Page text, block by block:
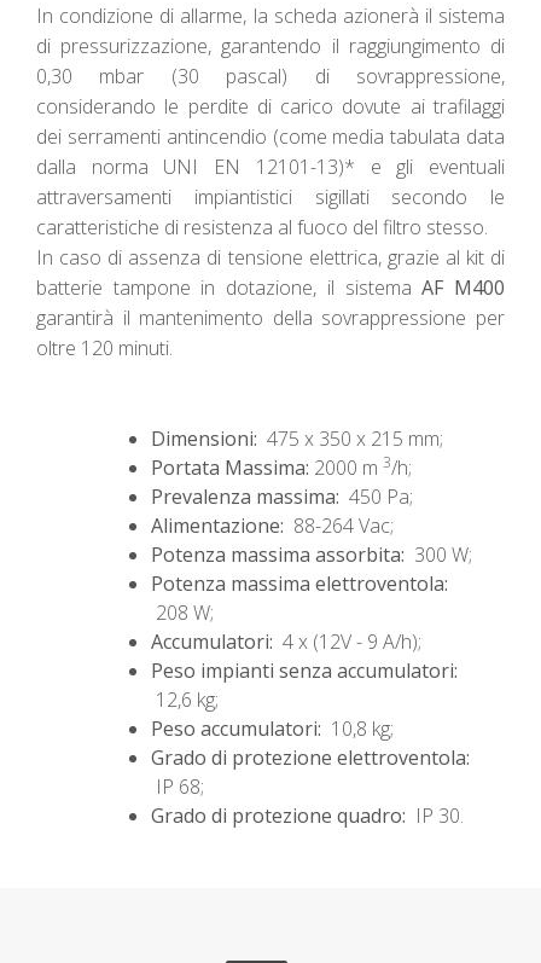
In condizione di allarme, la scheda azionerà il sistema
di pressurizzazione, garantendo il raggiungimento di
0,30 mbar (30 pascal) di sovrappressione,
considerando le perdite di carico dovute ai trafilaggi
dei serramenti antincendio (come media tabulata data
dalla norma UNI EN 12101-13)* e gli eventuali
attraversamenti impiantistici sigillati secondo le
caratteristiche di resistenza al fuoco del filtro stesso.
In caso di assenza di tensione elettrica, grazie al kit di
batterie tampone in dotazione, il sistemaAF M400
garantirà il mantenimento della sovrappressione per
oltre 120 minuti.
Dimensioni: 475 x 350 x 215 mm;
Portata Massima: 2000 m 3/h;
Prevalenza massima: 450 Pa;
Alimentazione: 88-264 Vac;
Potenza massima assorbita: 300 W;
Potenza massima elettroventola:
208 W;
Accumulatori: 4 x (12V - 9 A/h);
Peso impianti senza accumulatori:
12,6 kg;
Peso accumulatori: 10,8 kg;
Grado di protezione elettroventola:
IP 68;
Grado di protezione quadro: IP 30.